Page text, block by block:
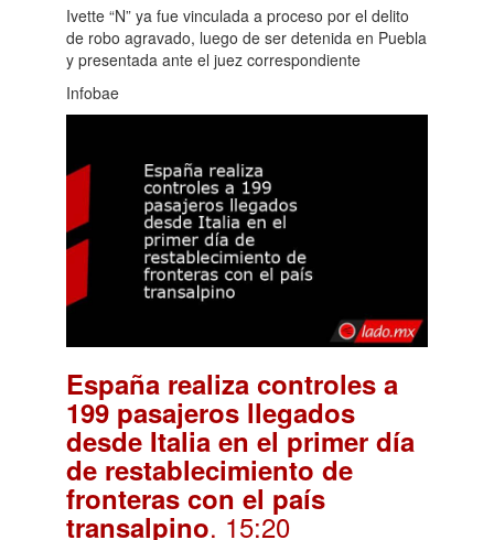
Ivette “N” ya fue vinculada a proceso por el delito
de robo agravado, luego de ser detenida en Puebla
y presentada ante el juez correspondiente
Infobae
España realiza controles a
199 pasajeros llegados
desde Italia en el primer día
de restablecimiento de
fronteras con el país
transalpino. 15:20